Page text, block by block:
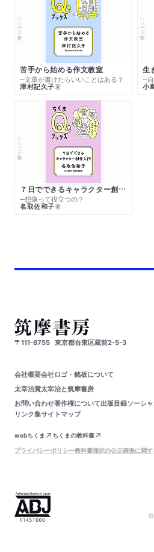
シリーズ・全集
苦手から始める作文教室
─文章が書けたらいいことはある？
津村記久子著
シリーズ・全集
生
小
シリーズ・全集
７日でできるキャラクター創作入門
─想像って役立つの？
名取佐和子著
〒111-8755 東京都台東区蔵前2-5-3
会社概要会社ロゴ・銘板について
太宰治賞太宰治と筑摩書房
お問い合わせ著作権について出版目録ソーシ
リンク集サイトマップ
webちくま
ちくまの教科書
プライバシーポリシー教科書採択の公正確保に関
©